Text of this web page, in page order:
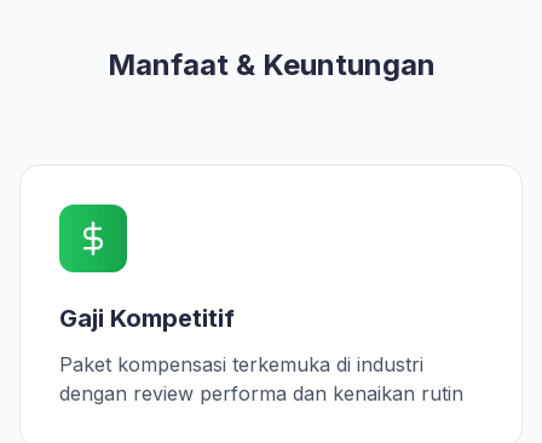
Manfaat & Keuntungan
Gaji Kompetitif
Paket kompensasi terkemuka di industri
dengan review performa dan kenaikan rutin